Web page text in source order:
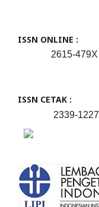
ISSN ONLINE :
2615-479X
ISSN CETAK :
2339-1227